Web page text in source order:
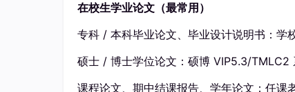
在校生学业论文（最常用）
专科 / 本科毕业论文、毕业设计说明书：学
硕士 / 博士学位论文：硕博 VIP5.3/TMLC2
课程论文、期中结课报告、学年论文：任课